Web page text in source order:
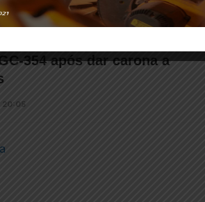
roubado e é amarrado
354 após dar carona a
20:05